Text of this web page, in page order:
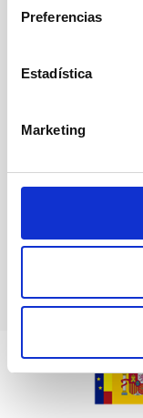
Preferencias
Estadística
Marketing
OTROS